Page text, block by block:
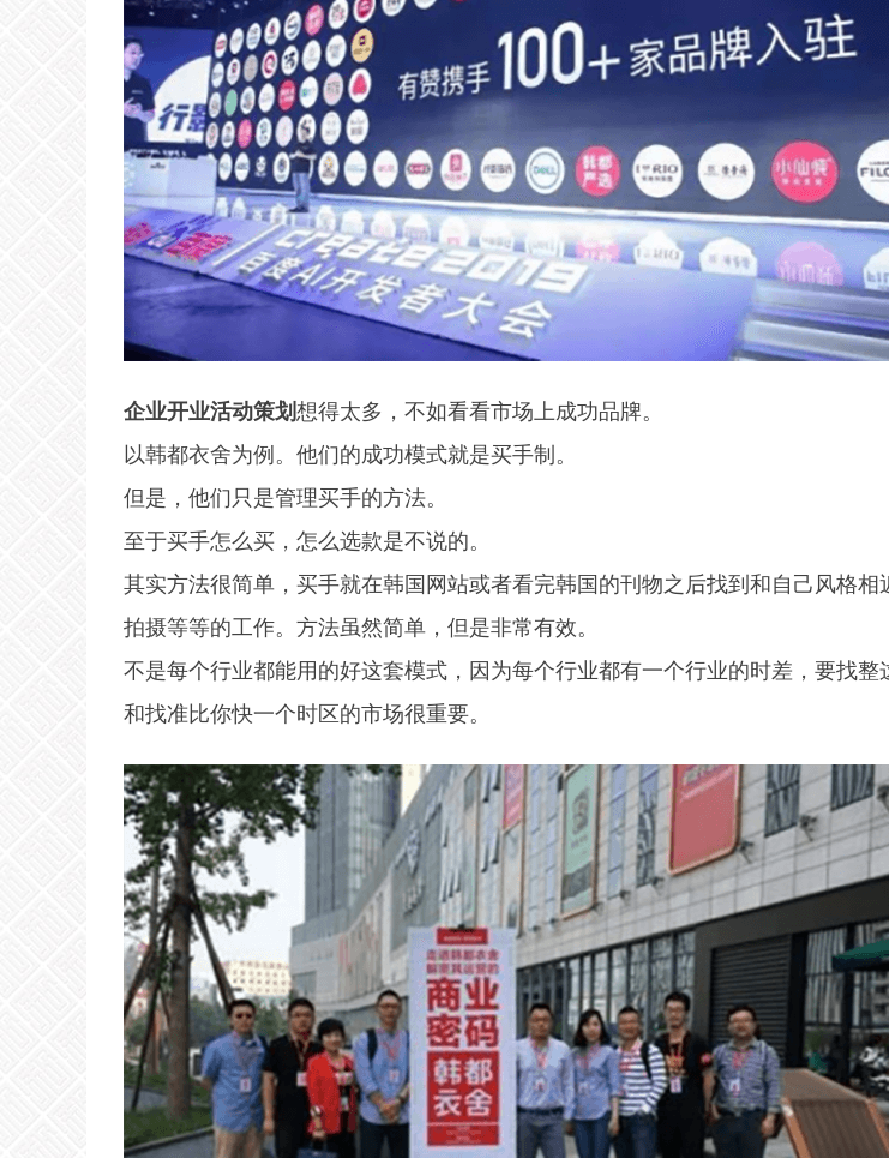
企业开业活动策划想得太多，不如看看市场上成功品牌。
以韩都衣舍为例。他们的成功模式就是买手制。
但是，他们只是管理买手的方法。
至于买手怎么买，怎么选款是不说的。
其实方法很简单，买手就在韩国网站或者看完韩国的刊物之后找到和自己风格相
拍摄等等的工作。方法虽然简单，但是非常有效。
不是每个行业都能用的好这套模式，因为每个行业都有一个行业的时差，要找整
和找准比你快一个时区的市场很重要。